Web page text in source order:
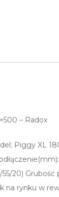
– Radox
Piggy XL
20) Grubość
na rynku w